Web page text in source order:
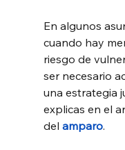
En algunos
cuando hay
riesgo de
ser necesario
una estrategia
explicas en el
del amparo.